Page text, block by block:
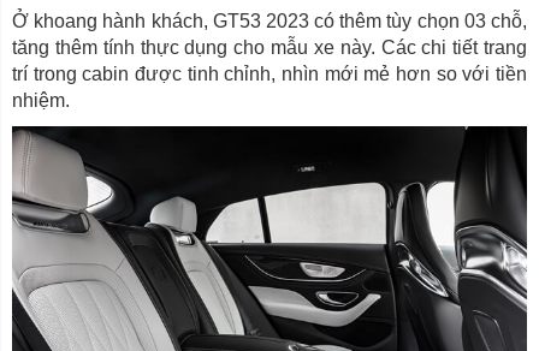
Ở khoang hành khách, GT53 2023 có thêm tùy chọn 03 chỗ,
tăng thêm tính thực dụng cho mẫu xe này. Các chi tiết trang
trí trong cabin được tinh chỉnh, nhìn mới mẻ hơn so với tiền
nhiệm.